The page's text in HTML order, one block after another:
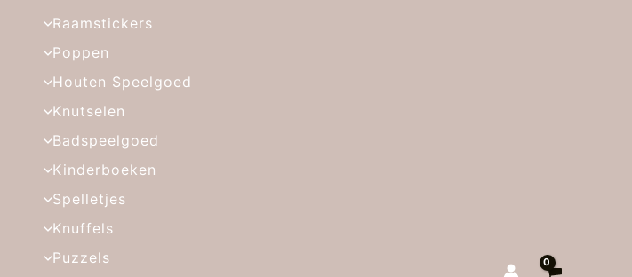
Raamstickers
Poppen
Houten Speelgoed
Knutselen
Badspeelgoed
Kinderboeken
Spelletjes
Knuffels
Puzzels